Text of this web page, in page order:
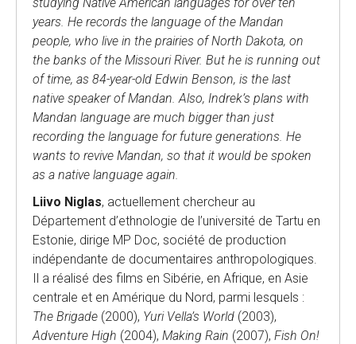
years. He records the language of the Mandan
people, who live in the prairies of North Dakota, on
the banks of the Missouri River. But he is running out
of time, as 84-year-old Edwin Benson, is the last
native speaker of Mandan. Also, Indrek’s plans with
Mandan language are much bigger than just
recording the language for future generations. He
wants to revive Mandan, so that it would be spoken
as a native language again.
Liivo Niglas, actuellement chercheur au
Département d’ethnologie de l’université de Tartu en
Estonie, dirige MP Doc, société de production
indépendante de documentaires anthropologiques.
Il a réalisé des films en Sibérie, en Afrique, en Asie
centrale et en Amérique du Nord, parmi lesquels :
The Brigade (2000), Yuri Vella’s World (2003),
Adventure High (2004), Making Rain (2007), Fish On!